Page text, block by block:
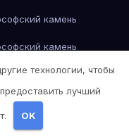
камень
камень
камень
технологии, чтобы
лучший
OK